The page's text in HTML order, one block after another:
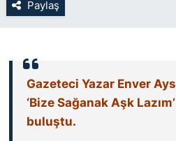
Paylaş
Gazeteci Yazar Enver
‘Bize Sağanak Aşk
buluştu.
SEKTÖR
SPOR